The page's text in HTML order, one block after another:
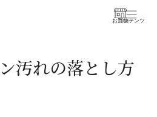
お買物
コンテンツ
汚れの落とし方